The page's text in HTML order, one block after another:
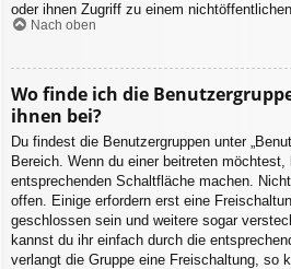
oder ihnen Zugriff zu einem
Nach oben
Wo finde ich die
ihnen bei?
Du findest die Benutzergruppen unter
Bereich. Wenn du einer beitreten
entsprechenden Schaltfläche machen.
offen. Einige erfordern erst eine
geschlossen sein und weitere sogar
kannst du ihr einfach durch die
verlangt die Gruppe eine Freischaltung, so